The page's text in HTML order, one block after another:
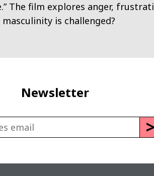
The film explores anger,
is challenged?
Newsletter